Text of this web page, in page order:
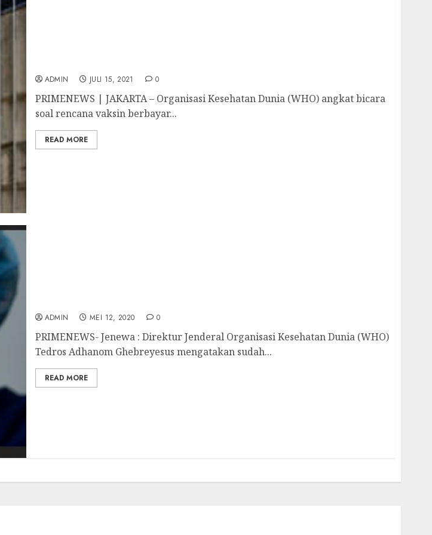
ADMIN JULI 15, 2021 0
PRIMENEWS | JAKARTA – Organisasi Kesehatan Dunia (WHO) angkat bicara
soal rencana vaksin berbayar...
READ MORE
ADMIN MEI 12, 2020 0
PRIMENEWS- Jenewa : Direktur Jenderal Organisasi Kesehatan Dunia (WHO)
Tedros Adhanom Ghebreyesus mengatakan sudah...
READ MORE